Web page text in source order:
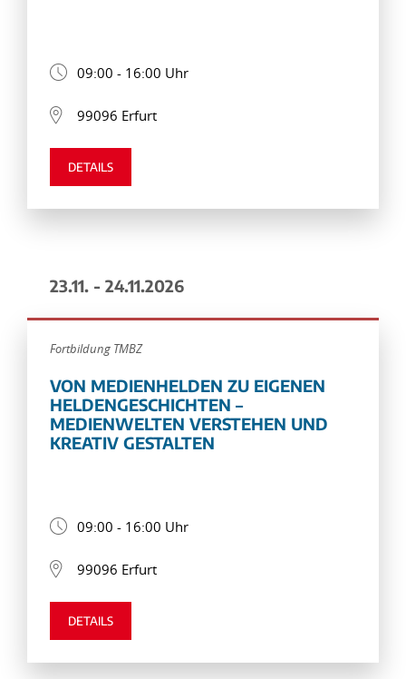
09:00 - 16:00 Uhr
99096 Erfurt
DETAILS
23.11. - 24.11.2026
Fortbildung TMBZ
VON MEDIENHELDEN ZU EIGENEN
HELDENGESCHICHTEN –
MEDIENWELTEN VERSTEHEN UND
KREATIV GESTALTEN
09:00 - 16:00 Uhr
99096 Erfurt
DETAILS